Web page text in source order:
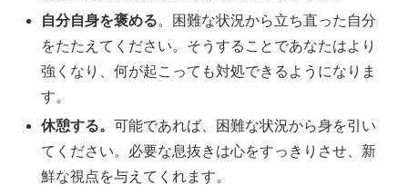
自分自身を褒める。困難な状況から立ち直った自分
をたたえてください。そうすることであなたはより
強くなり、何が起こっても対処できるようになりま
す。
休憩する。可能であれば、困難な状況から身を引い
てください。必要な息抜きは心をすっきりさせ、新
鮮な視点を与えてくれます。